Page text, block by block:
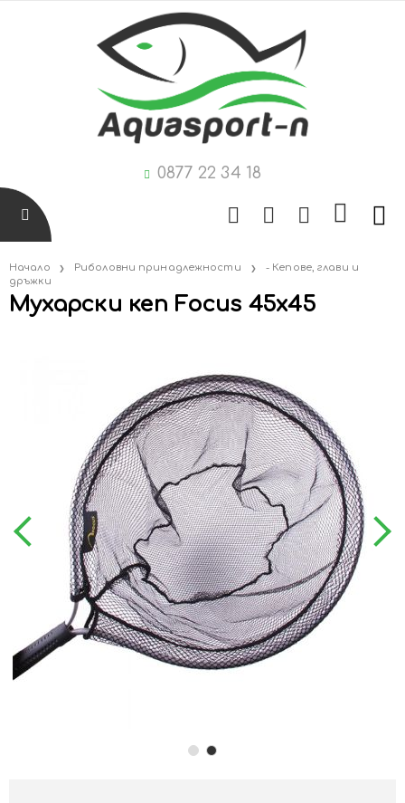
0877 22 34 18
Начало Риболовни принадлежности
- Кепове, глави и
дръжки
Мухарски кеп Focus 45х45